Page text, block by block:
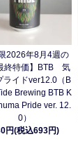
限2026年8月4週の
終特価】BTB 気
ライドver12.0（B
Brewing BTB K
Pride ver. 12.
0）
円(税込693円)